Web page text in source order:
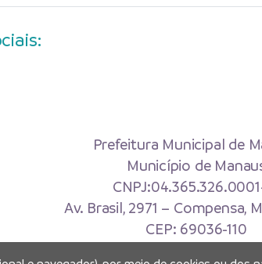
Prefeitura Municipal de
Município de
Av. Brasil, 2971 – Compensa,
CEP: 69036-110